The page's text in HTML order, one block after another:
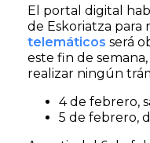
El portal digital
de Eskoriatza para
telemáticos será
este fin de
realizar ningún
4 de febrero,
5 de febrero,